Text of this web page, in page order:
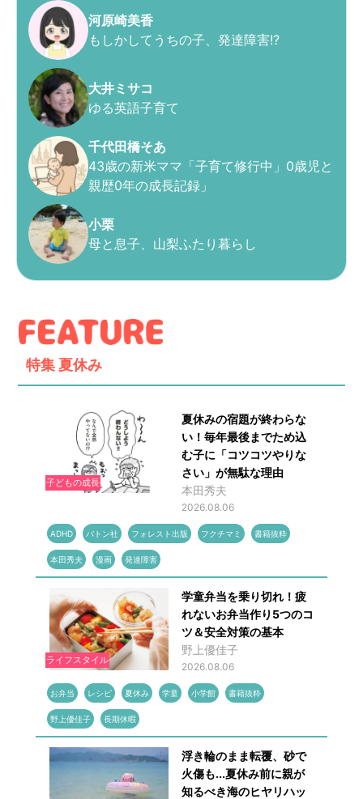
河原崎美香
もしかしてうちの子、発達障害!?
大井ミサコ
ゆる英語子育て
千代田橋そあ
43歳の新米ママ「子育て修行中」0歳児と
親歴0年の成長記録」
小栗
母と息子、山梨ふたり暮らし
特集 夏休み
子どもの成長
夏休みの宿題が終わらな
い！毎年最後までため込
む子に「コツコツやりな
さい」が無駄な理由
本田秀夫
2026.08.06
ADHD バトン社 フォレスト出版 フクチマミ 書籍抜粋
本田秀夫 漫画 発達障害
ライフスタイル
学童弁当を乗り切れ！疲
れないお弁当作り5つのコ
ツ＆安全対策の基本
野上優佳子
2026.08.06
お弁当 レシピ 夏休み 学童 小学館 書籍抜粋
野上優佳子 長期休暇
浮き輪のまま転覆、砂で
火傷も...夏休み前に親が
知るべき海のヒヤリハッ